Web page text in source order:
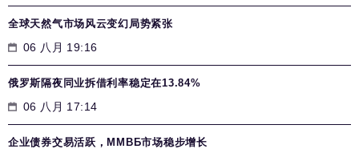
全球天然气市场风云变幻局势紧张
06 八月 19:16
俄罗斯隔夜同业拆借利率稳定在13.84%
06 八月 17:14
企业债券交易活跃，MMВБ市场稳步增长